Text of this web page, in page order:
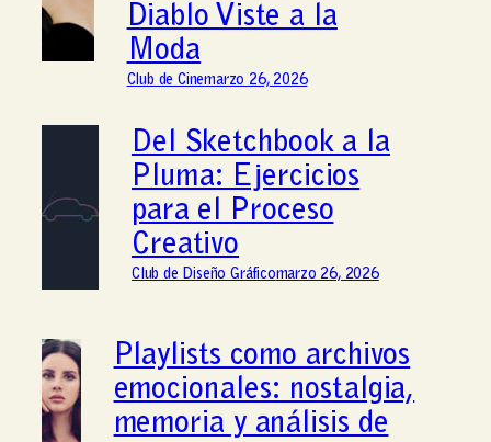
Diablo Viste a la
Moda
Club de Cinemarzo 26, 2026
Del Sketchbook a la
Pluma: Ejercicios
para el Proceso
Creativo
Club de Diseño Gráficomarzo 26, 2026
Playlists como archivos
emocionales: nostalgia,
memoria y análisis de